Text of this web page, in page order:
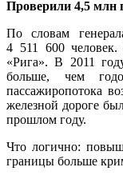
Проверили 4,5 млн
По словам
4 511 600
«Рига». В 2011
больше, чем
пассажиропотока
железной дороге
прошлом году.
Что логично:
границы больше